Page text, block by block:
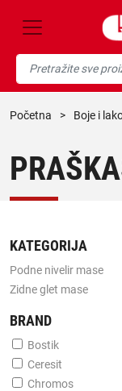
početna > boje i
KATEGORIJA
Podne nivelir mase
Zidne glet mase
BRAND
Bostik
Ceresit
Chromos